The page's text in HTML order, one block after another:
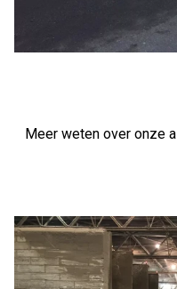
Meer weten over onze